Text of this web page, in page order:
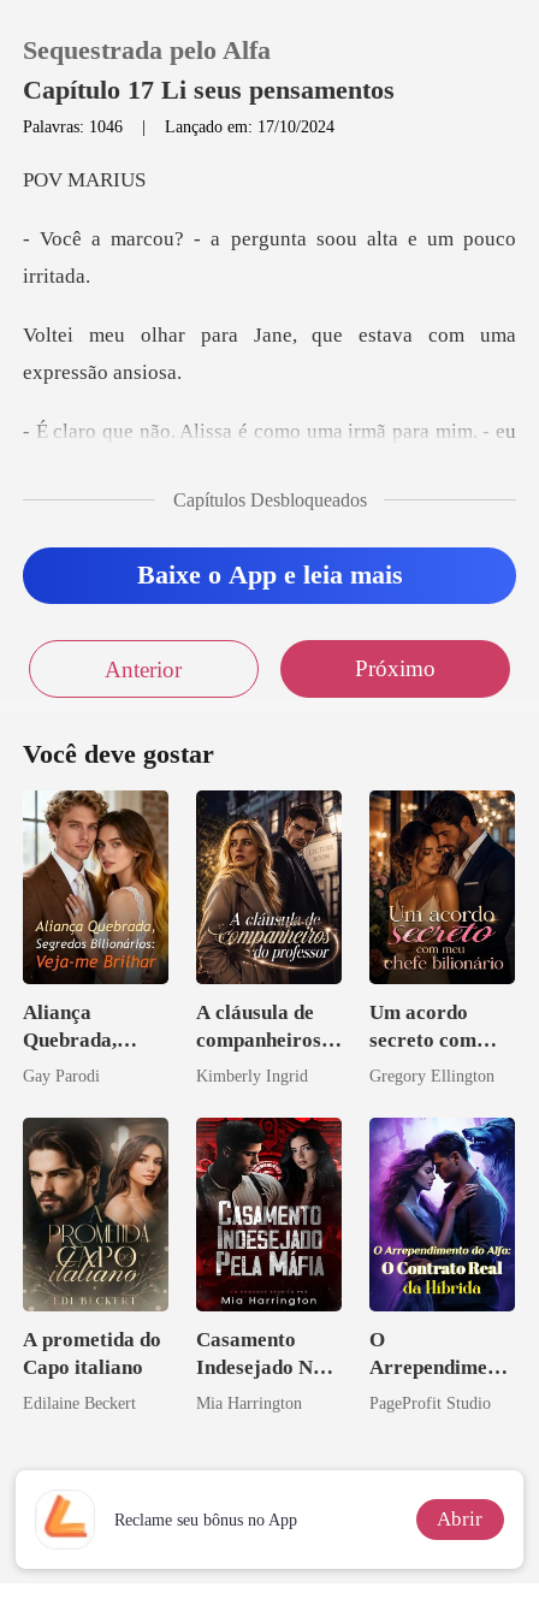
Loja
Sequestrada pelo Alfa
Capítulo 17 Li seus pensamentos
Palavras: 1046 |Lançado em: 17/10/2024
MA
pergunta soou alta
Jane, que estava com u
sus
s sempre ouve
Capítulos Desbloqueados
Baixe o App e leia mais
Anterior Próximo
Você deve gostar
Aliança
Quebrada,
Segredos
Veja-me Brilhar
Gay Parodi
A cláusula de
companheiros
do professor
Kimberly Ingrid
Um acordo
secreto com
meu chefe
Gregory Ellington
A prometida do
Capo italiano
Edilaine Beckert
Casamento
Indesejado Na
Máfia
Mia Harrington
O
Arrependiment
o do Alfa: O
PageProfit Studio
Reclame seu bônus no App Abrir